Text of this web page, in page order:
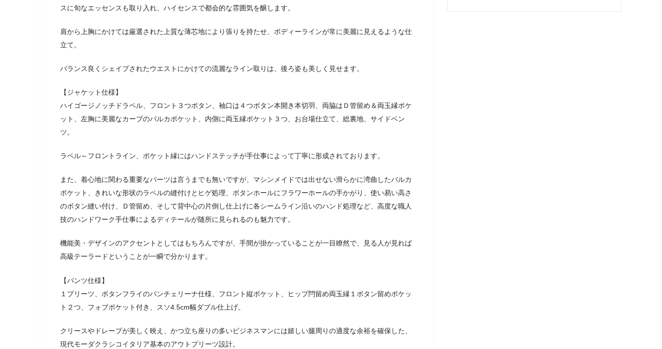
スに旬なエッセンスも取り入れ、ハイセンスで都会的な雰囲気を醸します。
肩から上胸にかけては厳選された上質な薄芯地により張りを持たせ、ボディーラインが常に美麗に見えるような仕
立て。
バランス良くシェイプされたウエストにかけての流麗なライン取りは、後ろ姿も美しく見せます。
【ジャケット仕様】
ハイゴージノッチドラペル、フロント３つボタン、袖口は４つボタン本開き本切羽、両脇はＤ管留め＆両玉縁ポケ
ット、左胸に美麗なカーブのバルカポケット、内側に両玉縁ポケット３つ、お台場仕立て、総裏地、サイドベン
ツ。
ラペル～フロントライン、ポケット縁にはハンドステッチが手仕事によって丁寧に形成されております。
また、着心地に関わる重要なパーツは言うまでも無いですが、マシンメイドでは出せない滑らかに湾曲したバルカ
ポケット、きれいな形状のラペルの縫付けとヒゲ処理、ボタンホールにフラワーホールの手かがり、使い易い高さ
のボタン縫い付け、Ｄ管留め、そして背中心の片倒し仕上げに各シームライン沿いのハンド処理など、高度な職人
技のハンドワーク手仕事によるディテールが随所に見られるのも魅力です。
機能美・デザインのアクセントとしてはもちろんですが、手間が掛かっていることが一目瞭然で、見る人が見れば
高級テーラードということが一瞬で分かります。
【パンツ仕様】
１プリーツ、ボタンフライのパンチェリーナ仕様、フロント縦ポケット、ヒップ閂留め両玉縁１ボタン留めポケッ
ト２つ、フォブポケット付き、スソ4.5cm幅ダブル仕上げ。
クリースやドレープが美しく映え、かつ立ち座りの多いビジネスマンには嬉しい腿周りの適度な余裕を確保した、
現代モーダクラシコイタリア基本のアウトプリーツ設計。